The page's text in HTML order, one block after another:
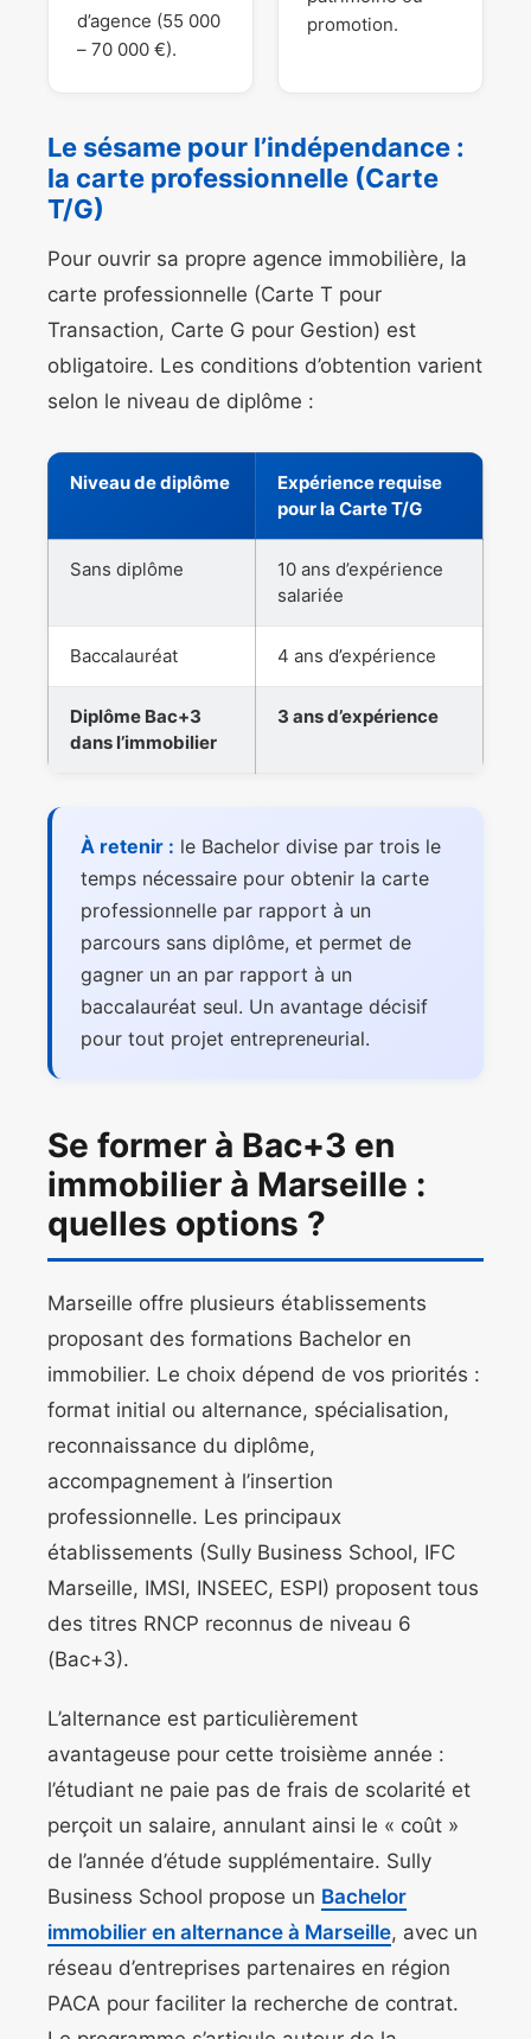
d’agence (55 000
– 70 000 €).
promotion.
Le sésame pour l’indépendance :
la carte professionnelle (Carte
T/G)
Pour ouvrir sa propre agence immobilière, la
carte professionnelle (Carte T pour
Transaction, Carte G pour Gestion) est
obligatoire. Les conditions d’obtention varient
selon le niveau de diplôme :
Niveau de diplôme
Expérience requise
pour la Carte T/G
Sans diplôme
10 ans d’expérience
salariée
Baccalauréat 4 ans d’expérience
Diplôme Bac+3
dans l’immobilier
3 ans d’expérience
À retenir : le Bachelor divise par trois le
temps nécessaire pour obtenir la carte
professionnelle par rapport à un
parcours sans diplôme, et permet de
gagner un an par rapport à un
baccalauréat seul. Un avantage décisif
pour tout projet entrepreneurial.
Se former à Bac+3 en
immobilier à Marseille :
quelles options ?
Marseille offre plusieurs établissements
proposant des formations Bachelor en
immobilier. Le choix dépend de vos priorités :
format initial ou alternance, spécialisation,
reconnaissance du diplôme,
accompagnement à l’insertion
professionnelle. Les principaux
établissements (Sully Business School, IFC
Marseille, IMSI, INSEEC, ESPI) proposent tous
des titres RNCP reconnus de niveau 6
(Bac+3).
L’alternance est particulièrement
avantageuse pour cette troisième année :
l’étudiant ne paie pas de frais de scolarité et
perçoit un salaire, annulant ainsi le « coût »
de l’année d’étude supplémentaire. Sully
Business School propose un Bachelor
immobilier en alternance à Marseille, avec un
réseau d’entreprises partenaires en région
PACA pour faciliter la recherche de contrat.